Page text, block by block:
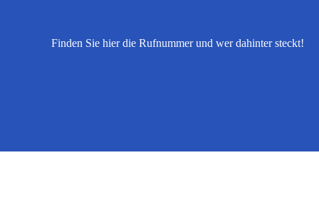
Finden Sie hier die Rufnummer und wer dahinter steckt!